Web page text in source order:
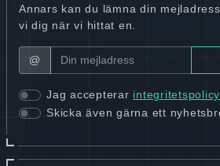
Annars kan du lämna din
vi dig när vi hittat en.
@
Jag accepterar
Skicka även gärna ett